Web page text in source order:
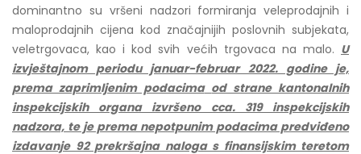
dominantno su vršeni nadzori formiranja veleprodajnih i
maloprodajnih cijena kod značajnijih poslovnih subjekata,
veletrgovaca, kao i kod svih većih trgovaca na malo. U
izvještajnom periodu januar-februar 2022. godine je,
prema zaprimljenim podacima od strane kantonalnih
inspekcijskih organa izvršeno
cca. 319 inspekcijskih
nadzora, te je prema nepotpunim podacima predviđeno
izdavanje 92 prekršajna naloga s finansijskim teretom